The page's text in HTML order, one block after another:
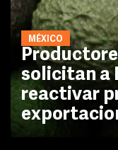
MÉXICO
solicitan a
reactivar